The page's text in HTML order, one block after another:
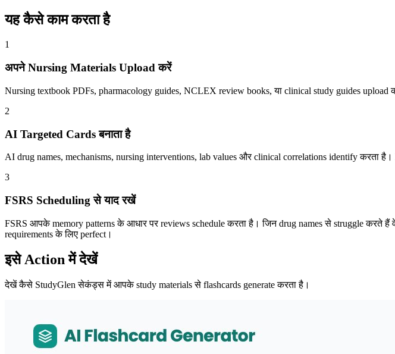
यह कैसे काम करता है
1
अपने Nursing Materials Upload करें
Nursing textbook PDFs, pharmacology guides, NCLEX review books, या clinical study guides
2
AI Targeted Cards बनाता है
AI drug names, mechanisms, nursing interventions, lab values और clinical correlations identify करता
3
FSRS Scheduling से याद रखें
FSRS आपके memory patterns के आधार पर reviews schedule करता है। जिन drug names से struggle करते
requirements के लिए perfect।
इसे Action में देखें
देखें कैसे StudyGlen सेकंड्स में आपके study materials से flashcards generate करता है।